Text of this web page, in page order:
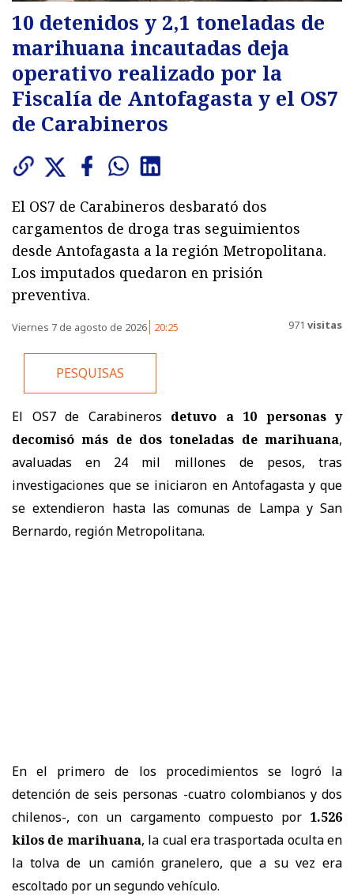
10 detenidos y 2,1 toneladas de
marihuana incautadas deja
operativo realizado por la
Fiscalía de Antofagasta y el OS7
de Carabineros
El OS7 de Carabineros desbarató dos
cargamentos de droga tras seguimientos
desde Antofagasta a la región Metropolitana.
Los imputados quedaron en prisión
preventiva.
Viernes 7 de agosto de 2026 20:25 971 visitas
PESQUISAS
El OS7 de Carabineros detuvo a 10 personas y
decomisó más de dos toneladas de marihuana,
avaluadas en 24 mil millones de pesos, tras
investigaciones que se iniciaron en Antofagasta y que
se extendieron hasta las comunas de Lampa y San
Bernardo, región Metropolitana.
En el primero de los procedimientos se logró la
detención de seis personas -cuatro colombianos y dos
chilenos-, con un cargamento compuesto por 1.526
kilos de marihuana, la cual era trasportada oculta en
la tolva de un camión granelero, que a su vez era
escoltado por un segundo vehículo.